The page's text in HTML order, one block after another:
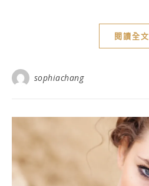
閱讀全文
sophiachang